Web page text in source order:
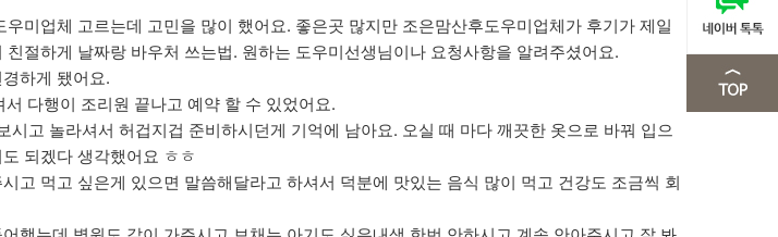
미업체 고르는데 고민을 많이 했어요. 좋은곳 많지만 조은맘산후도우미업체가 후기가 제일
절하게 날짜랑 바우처 쓰는법. 원하는 도우미선생님이나 요청사항을 알려주셨어요.
하게 됐어요.
다행이 조리원 끝나고 예약 할 수 있었어요.
시고 놀라셔서 허겁지겁 준비하시던게 기억에 남아요. 오실 때 마다 깨끗한 옷으로 바꿔 입으
되겠다 생각했어요 ㅎㅎ
고 먹고 싶은게 있으면 말씀해달라고 하셔서 덕분에 맛있는 음식 많이 먹고 건강도 조금씩 회